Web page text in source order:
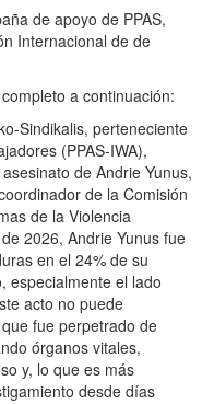
de apoyo de PPAS,
Internacional de de
a continuación:
Sindikalis, perteneciente
(PPAS-IWA),
de Andrie Yunus,
de la Comisión
de la Violencia
2026, Andrie Yunus fue
en el 24% de su
especialmente el lado
acto no puede
fue perpetrado de
órganos vitales,
y, lo que es más
desde días